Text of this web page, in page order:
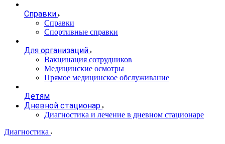
Справки
Справки
Спортивные справки
Для организаций
Вакцинация сотрудников
Медицинские осмотры
Прямое медицинское обслуживание
Детям
Дневной стационар
Диагностика и лечение в дневном стационаре
Диагностика